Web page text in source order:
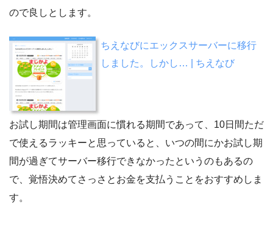
ので良しとします。
ちえなびにエックスサーバーに移行
しました。しかし… | ちえなび
お試し期間は管理画面に慣れる期間であって、10日間ただ
で使えるラッキーと思っていると、いつの間にかお試し期
間が過ぎてサーバー移行できなかったというのもあるの
で、覚悟決めてさっさとお金を支払うことをおすすめしま
す。